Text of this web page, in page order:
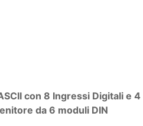
con 8 Ingressi Digitali e 4
da 6 moduli DIN